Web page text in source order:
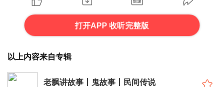
打开APP 收听完整版
以上内容来自专辑
老飘讲故事丨鬼故事丨民间传说